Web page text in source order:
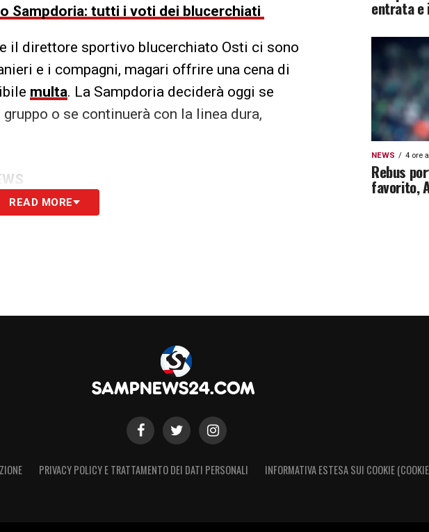
Sampdoria: tutti i voti dei blucerchiati
e il direttore sportivo blucerchiato Osti ci sono
e i compagni, magari offrire una cena di
multa. La Sampdoria deciderà oggi se
o se continuerà con la linea dura,
READ MORE
entrata e
NEWS 4 ore
Rebus
favorito,
PRIVACY POLICY E TRATTAMENTO DEI DATI PERSONALI INFORMATIVA ESTESA SUI COOKIE